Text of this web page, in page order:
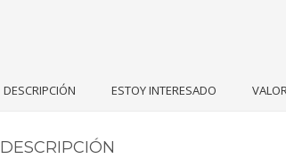
DESCRIPCIÓN ESTOY INTERESADO
DESCRIPCIÓN